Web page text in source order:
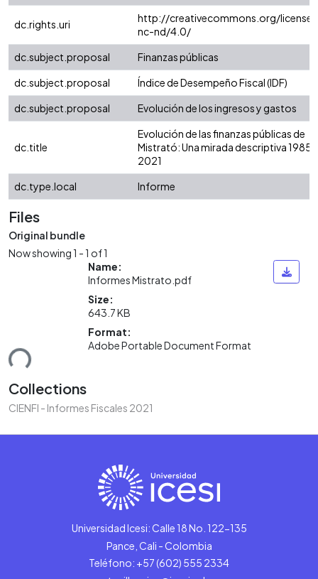
dc.rights.uri
http://creativecommons.org/
nc-nd/4.0/
dc.subject.proposal
Finanzas públicas
dc.subject.proposal
Índice de Desempeño Fiscal (IDF)
dc.subject.proposal
Evolución de los ingresos y gastos
dc.title
Evolución de las finanzas públicas de
Mistrató: Una mirada descriptiva 1985 -
2021
dc.type.local
Informe
Files
Original bundle
Now showing1 - 1 of 1
Name:
Informes Mistrato.pdf
Size:
643.7 KB
Format:
Adobe Portable Document Format
Collections
CIENFI - Informes Fiscales 2021
Universidad Icesi: Calle 18 No. 122-135
Pance, Cali - Colombia
Teléfono: +57 (602) 555 2334